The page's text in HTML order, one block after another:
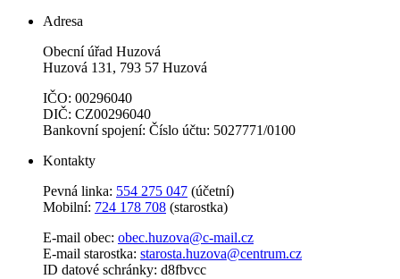
Adresa
Obecní úřad Huzová
Huzová 131, 793 57 Huzová
IČO: 00296040
DIČ: CZ00296040
Bankovní spojení: Číslo účtu: 5027771/0100
Kontakty
Pevná linka: 554 275 047 (účetní)
Mobilní: 724 178 708 (starostka)
E-mail obec: obec.huzova@c-mail.cz
E-mail starostka: starosta.huzova@centrum.cz
ID datové schránky: d8fbvcc